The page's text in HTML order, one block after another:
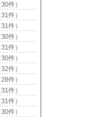
30件）
31件）
31件）
30件）
31件）
30件）
32件）
28件）
31件）
31件）
30件）